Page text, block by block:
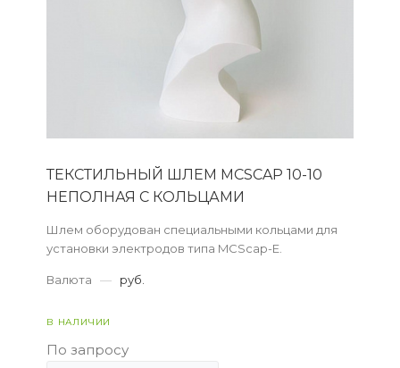
ТЕКСТИЛЬНЫЙ ШЛЕМ MCSCAP 10-10
НЕПОЛНАЯ С КОЛЬЦАМИ
Шлем оборудован специальными кольцами для
установки электродов типа MCScap-E.
Валюта — руб.
В НАЛИЧИИ
По запросу